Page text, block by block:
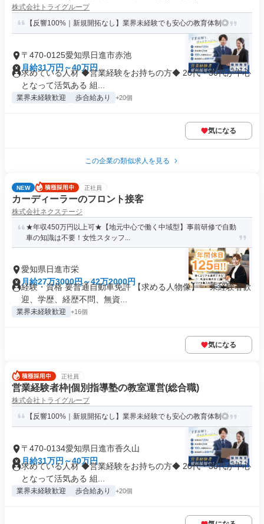
株式会社トライグループ
【反響100%｜新規開拓なし】業界未経験でも安心の教育体制◎
〒470-0125愛知県日進市赤池
月給31万円～40万円
求めている人材 ◆営業経験をお持ちの方◆ 20代・30代が中心
となって活気ある 組...
業界未経験歓迎 歩合給あり +20個
気になる
この企業の類似求人を見る
NEW 正社員
カーディーラーのフロント接客
株式会社ネクステージ
★年収450万円以上可★【地元中心で働く中域型】事前研修で自動
車の知識は不要！女性スタッフ...
愛知県日進市栄
月給27万3000円～42万2000円
経験・資格 要普通自動車免許 【求める人物像】 ・未経験者歓
迎、学歴、経歴不問、無資...
業界未経験歓迎 +16個
気になる
正社員
営業経験者枠|個別指導塾の教室運営(総合職)
株式会社トライグループ
【反響100%｜新規開拓なし】業界未経験でも安心の教育体制◎
〒470-0134愛知県日進市香久山
月給31万円～40万円
求めている人材 ◆営業経験をお持ちの方◆ 20代・30代が中心
となって活気ある 組...
業界未経験歓迎 歩合給あり +20個